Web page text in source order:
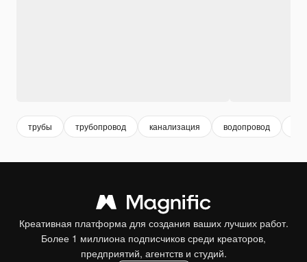
трубы трубопровод канализация водопровод
Креативная платформа для создания ваших лучших работ.
Более 1 миллиона подписчиков среди креаторов,
предприятий, агентств и студий.